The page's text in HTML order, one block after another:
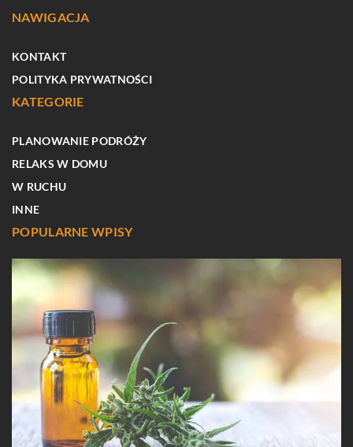
NAWIGACJA
KONTAKT
POLITYKA PRYWATNOŚCI
KATEGORIE
PLANOWANIE PODRÓŻY
RELAKS W DOMU
W RUCHU
INNE
POPULARNE WPISY